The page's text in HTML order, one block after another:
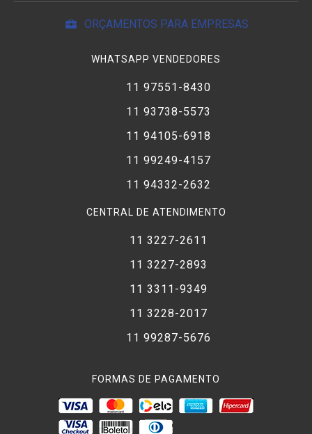
ORÇAMENTOS PARA EMPRESAS
WHATSAPP VENDEDORES
11 97551-8430
11 93738-5573
11 94105-6918
11 99249-4157
11 94332-2632
CENTRAL DE ATENDIMENTO
11 3227-2611
11 3227-2893
11 3311-9349
11 3228-2017
11 99287-5676
FORMAS DE PAGAMENTO